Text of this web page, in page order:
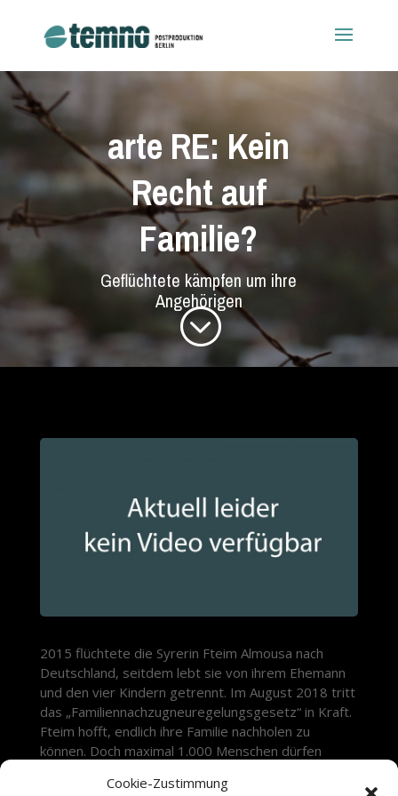
Cookie-Zustimmung
arte RE: Kein
Recht auf
Familie?
Geflüchtete kämpfen um ihre
Angehörigen
;
2015 flüchtete die Syrerin Fteim Almousa nach
Deutschland, seitdem lebt sie von ihrem Ehemann
und den vier Kindern getrennt. Im August 2018 tritt
das „Familiennachzugneuregelungsgesetz“ in Kraft.
Fteim hofft, endlich ihre Familie nachholen zu
können. Doch maximal 1.000 Menschen dürfen
Weitere Infos.